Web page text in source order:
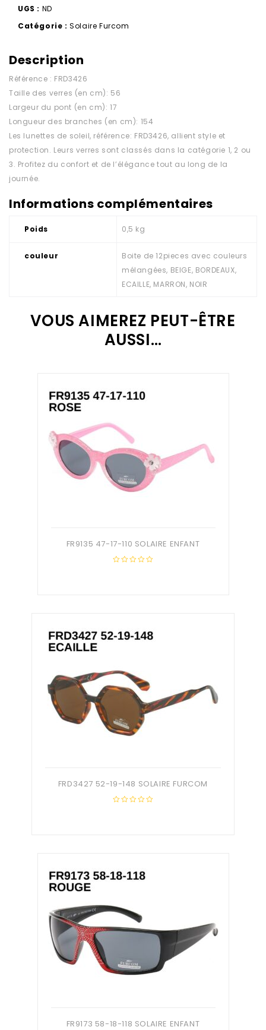
UGS : ND
Catégorie :Solaire Furcom
Description
Référence : FRD3426
Taille des verres (en cm): 56
Largeur du pont (en cm): 17
Longueur des branches (en cm): 154
Les lunettes de soleil, référence: FRD3426, allient style et
protection. Leurs verres sont classés dans la catégorie 1, 2 ou
3. Profitez du confort et de l’élégance tout au long de la
journée.
Informations complémentaires
Poids 0,5 kg
couleur
Boite de 12pieces avec couleurs
mélangées, BEIGE, BORDEAUX,
ECAILLE, MARRON, NOIR
VOUS AIMEREZ PEUT-ÊTRE
AUSSI…
FR9135 47-17-110 SOLAIRE ENFANT
FRD3427 52-19-148 SOLAIRE FURCOM
FR9173 58-18-118 SOLAIRE ENFANT